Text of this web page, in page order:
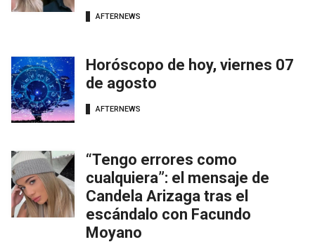
AFTERNEWS
Horóscopo de hoy, viernes 07
de agosto
AFTERNEWS
“Tengo errores como
cualquiera”: el mensaje de
Candela Arizaga tras el
escándalo con Facundo
Moyano